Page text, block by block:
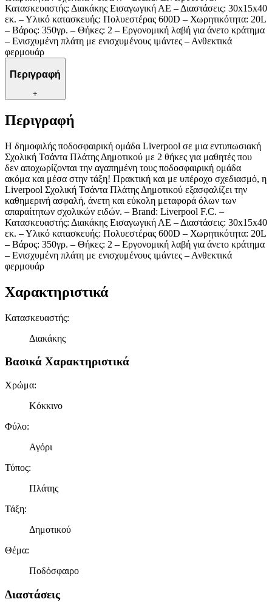
Κατασκευαστής: Διακάκης Εισαγωγική ΑΕ – Διαστάσεις: 30x15x40
εκ. – Υλικό κατασκευής: Πολυεστέρας 600D – Χωρητικότητα: 20L
– Βάρος: 350γρ. – Θήκες: 2 – Εργονομική λαβή για άνετο κράτημα
– Ενισχυμένη πλάτη με ενισχυμένους ιμάντες – Ανθεκτικά
φερμουάρ
Περιγραφή
+
Περιγραφή
Η δημοφιλής ποδοσφαιρική ομάδα Liverpool σε μια εντυπωσιακή
Σχολική Τσάντα Πλάτης Δημοτικού με 2 θήκες για μαθητές που
δεν αποχωρίζονται την αγαπημένη τους ποδοσφαιρική ομάδα
ακόμα και μέσα στην τάξη! Πρακτική και με υπέροχο σχεδιασμό, η
Liverpool Σχολική Τσάντα Πλάτης Δημοτικού εξασφαλίζει την
καθημερινή ασφαλή, άνετη και εύκολη μεταφορά όλων των
απαραίτητων σχολικών ειδών. – Brand: Liverpool F.C. –
Κατασκευαστής: Διακάκης Εισαγωγική ΑΕ – Διαστάσεις: 30x15x40
εκ. – Υλικό κατασκευής: Πολυεστέρας 600D – Χωρητικότητα: 20L
– Βάρος: 350γρ. – Θήκες: 2 – Εργονομική λαβή για άνετο κράτημα
– Ενισχυμένη πλάτη με ενισχυμένους ιμάντες – Ανθεκτικά
φερμουάρ
Χαρακτηριστικά
Κατασκευαστής:
Διακάκης
Βασικά Χαρακτηριστικά
Χρώμα:
Κόκκινο
Φύλο:
Αγόρι
Τύπος:
Πλάτης
Τάξη:
Δημοτικού
Θέμα:
Ποδόσφαιρο
Διαστάσεις